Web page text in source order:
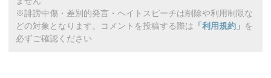
※誹謗中傷・差別的発言・ヘイトスピーチは削除や利用制限な
どの対象となります。コメントを投稿する際は 「利用規約」 を
必ずご確認ください